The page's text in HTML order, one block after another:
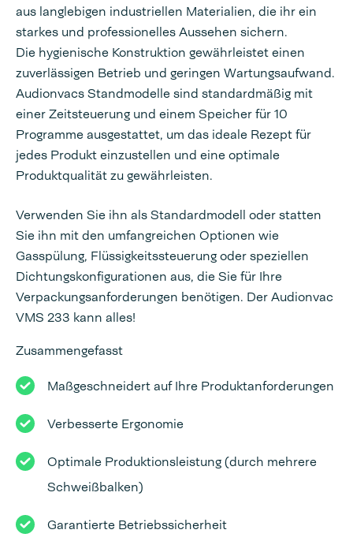
aus langlebigen industriellen Materialien, die ihr ein
starkes und professionelles Aussehen sichern.
Die hygienische Konstruktion gewährleistet einen
zuverlässigen Betrieb und geringen Wartungsaufwand.
Audionvacs Standmodelle sind standardmäßig mit
einer Zeitsteuerung und einem Speicher für 10
Programme ausgestattet, um das ideale Rezept für
jedes Produkt einzustellen und eine optimale
Produktqualität zu gewährleisten.
Verwenden Sie ihn als Standardmodell oder statten
Sie ihn mit den umfangreichen Optionen wie
Gasspülung, Flüssigkeitssteuerung oder speziellen
Dichtungskonfigurationen aus, die Sie für Ihre
Verpackungsanforderungen benötigen. Der Audionvac
VMS 233 kann alles!
Zusammengefasst
Maßgeschneidert auf Ihre Produktanforderungen
Verbesserte Ergonomie
Optimale Produktionsleistung (durch mehrere
Schweißbalken)
Garantierte Betriebssicherheit